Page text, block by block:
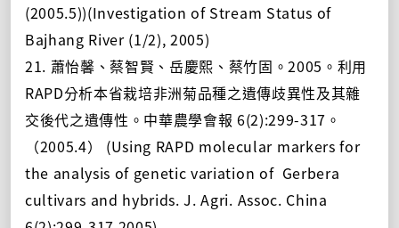
(2005.5))(Investigation of Stream Status of
Bajhang River (1/2), 2005)
21. 蕭怡馨、蔡智賢、岳慶熙、蔡竹固。2005。利用
RAPD分析本省栽培非洲菊品種之遺傳歧異性及其雜
交後代之遺傳性。中華農學會報 6(2):299-317。
（2005.4） (Using RAPD molecular markers for
the analysis of genetic variation of Gerbera
cultivars and hybrids. J. Agri. Assoc. China